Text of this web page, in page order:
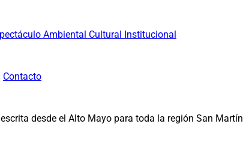
Ambiental Cultural Institucional
Contacto
desde el Alto Mayo para toda la región San Martín